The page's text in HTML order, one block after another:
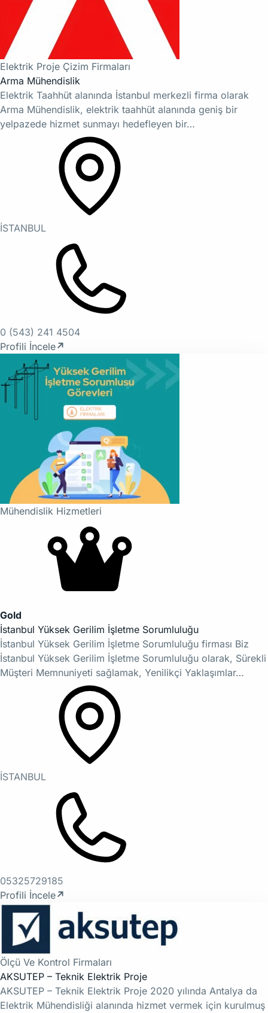
Elektrik Proje Çizim Firmaları
Arma Mühendislik
Elektrik Taahhüt alanında İstanbul merkezli firma olarak
Arma Mühendislik, elektrik taahhüt alanında geniş bir
yelpazede hizmet sunmayı hedefleyen bir…
İSTANBUL
0 (543) 241 4504
Profili İncele↗
Mühendislik Hizmetleri
Gold
İstanbul Yüksek Gerilim İşletme Sorumluluğu
İstanbul Yüksek Gerilim İşletme Sorumluluğu firması Biz
İstanbul Yüksek Gerilim İşletme Sorumluluğu olarak, Sürekli
Müşteri Memnuniyeti sağlamak, Yenilikçi Yaklaşımlar…
İSTANBUL
05325729185
Profili İncele↗
Ölçü Ve Kontrol Firmaları
AKSUTEP – Teknik Elektrik Proje
AKSUTEP – Teknik Elektrik Proje 2020 yılında Antalya da
Elektrik Mühendisliği alanında hizmet vermek için kurulmuş